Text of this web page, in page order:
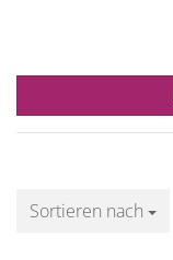
Sortieren nach
Sortieren nach